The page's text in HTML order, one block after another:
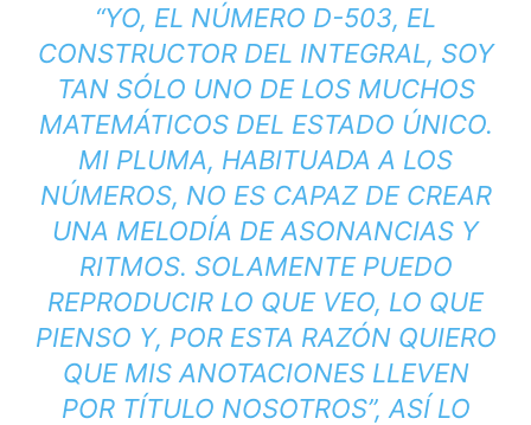
“YO, EL NÚMERO D-503, EL
CONSTRUCTOR DEL INTEGRAL, SOY
TAN SÓLO UNO DE LOS MUCHOS
MATEMÁTICOS DEL ESTADO ÚNICO.
MI PLUMA, HABITUADA A LOS
NÚMEROS, NO ES CAPAZ DE CREAR
UNA MELODÍA DE ASONANCIAS Y
RITMOS. SOLAMENTE PUEDO
REPRODUCIR LO QUE VEO, LO QUE
PIENSO Y, POR ESTA RAZÓN QUIERO
QUE MIS ANOTACIONES LLEVEN
POR TÍTULO NOSOTROS”, ASÍ LO